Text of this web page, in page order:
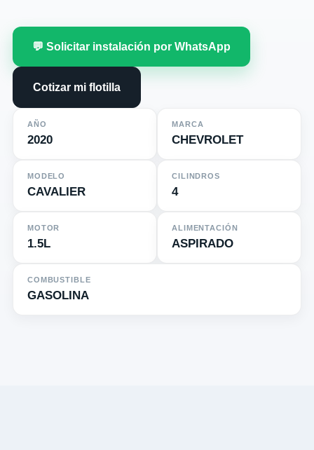
💬 Solicitar instalación por WhatsApp
Cotizar mi flotilla
AÑO
2020
MARCA
CHEVROLET
MODELO
CAVALIER
CILINDROS
4
MOTOR
1.5L
ALIMENTACIÓN
ASPIRADO
COMBUSTIBLE
GASOLINA